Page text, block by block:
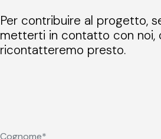
Per contribuire al progetto,
metterti in contatto con noi,
ricontatteremo presto.